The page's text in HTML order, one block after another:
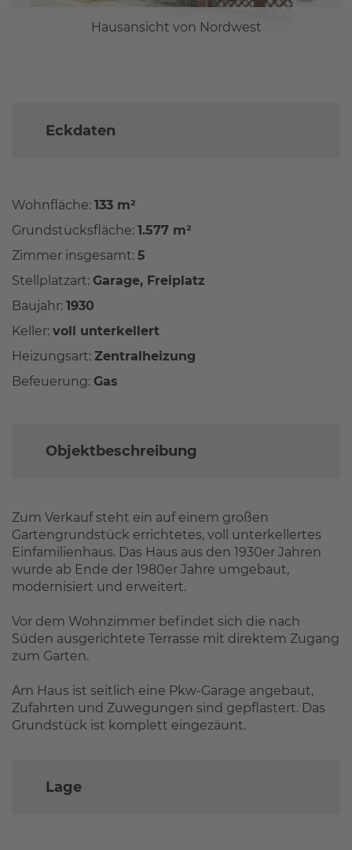
Hausansicht von Nordwest
Eckdaten
Wohnfläche: 133 m²
Grundstücksfläche: 1.577 m²
Zimmer insgesamt: 5
Stellplatzart: Garage, Freiplatz
Baujahr: 1930
Keller: voll unterkellert
Heizungsart: Zentralheizung
Befeuerung: Gas
Objektbeschreibung
Zum Verkauf steht ein auf einem großen
Gartengrundstück errichtetes, voll unterkellertes
Einfamilienhaus. Das Haus aus den 1930er Jahren
wurde ab Ende der 1980er Jahre umgebaut,
modernisiert und erweitert.
Vor dem Wohnzimmer befindet sich die nach
Süden ausgerichtete Terrasse mit direktem Zugang
zum Garten.
Am Haus ist seitlich eine Pkw-Garage angebaut,
Zufahrten und Zuwegungen sind gepflastert. Das
Grundstück ist komplett eingezäunt.
Lage